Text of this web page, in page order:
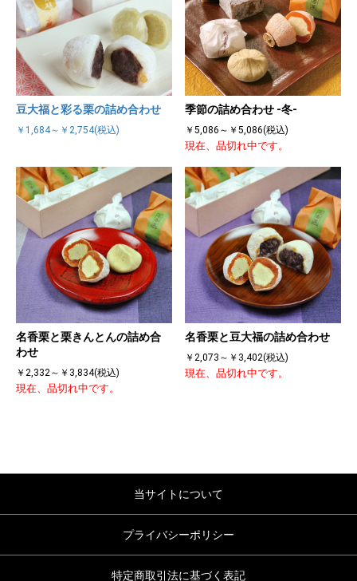
豆大福と彩る栗の詰め合わせ
￥1,684～￥2,754(税込)
季節の詰め合わせ -冬-
￥5,086～￥5,086(税込)
現在、品切れ中です。
名香栗と栗きんとんの詰め合
わせ
￥2,332～￥3,834(税込)
現在、品切れ中です。
名香栗と豆大福の詰め合わせ
￥2,073～￥3,402(税込)
現在、品切れ中です。
当サイトについて
プライバシーポリシー
特定商取引法に基づく表記